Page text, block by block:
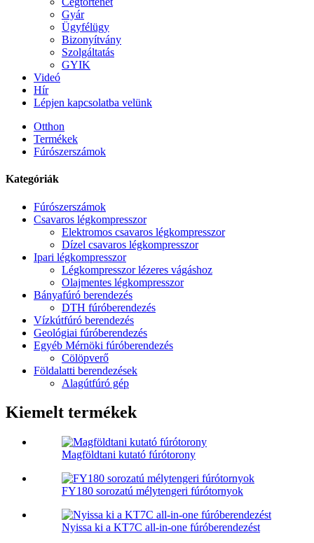
Gyár
Ügyfélügy
Bizonyítvány
Szolgáltatás
GYIK
Videó
Hír
Lépjen kapcsolatba velünk
Otthon
Termékek
Fúrószerszámok
Kategóriák
Fúrószerszámok
Csavaros légkompresszor
Elektromos csavaros légkompresszor
Dízel csavaros légkompresszor
Ipari légkompresszor
Légkompresszor lézeres vágáshoz
Olajmentes légkompresszor
Bányafúró berendezés
DTH fúróberendezés
Vízkútfúró berendezés
Geológiai fúróberendezés
Egyéb Mérnöki fúróberendezés
Cölöpverő
Földalatti berendezések
Alagútfúró gép
Kiemelt termékek
Magföldtani kutató fúrótorony
FY180 sorozatú mélytengeri fúrótornyok
Nyissa ki a KT7C all-in-one fúróberendezést